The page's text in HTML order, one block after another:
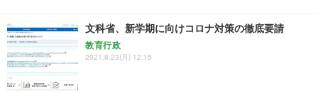
文科省、新学期に向けコロナ対策の徹底要請
教育行政
2021.8.23(月) 12:15